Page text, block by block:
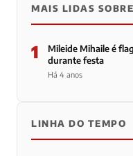
MAIS LIDAS
1
Mileide Mihaile é
durante festa
Há 4 anos
LINHA DO TEMPO